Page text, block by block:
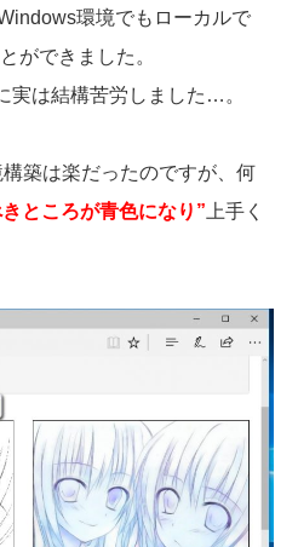
環境でもローカルで
ができました。
実は結構苦労しました…。
築は楽だったのですが、何
ところが青色になり” 上手く